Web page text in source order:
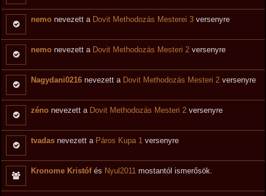
nemo nevezett a Dovit Methodozás Mesterei 3 versenyre
nemo nevezett a Dovit Methodozás Mesteri 2 versenyre
Nagydani0216 nevezett a Dovit Methodozás Mesteri 2 versenyre
zéno nevezett a Dovit Methodozás Mesteri 2 versenyre
tvadas nevezett a Páros Kupa 1 versenyre
Kronome Kristófés Nyul2011 mostantól ismerősök.